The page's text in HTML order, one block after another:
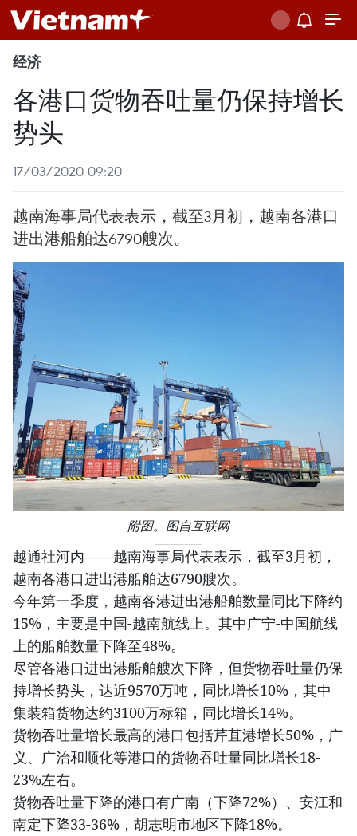
经济
各港口货物吞吐量仍保持增长
势头
17/03/2020 09:20
越南海事局代表表示，截至3月初，越南各港口
进出港船舶达6790艘次。
附图。图自互联网
越通社河内——越南海事局代表表示，截至3月初，
越南各港口进出港船舶达6790艘次。
今年第一季度，越南各港进出港船舶数量同比下降约
15%，主要是中国-越南航线上。其中广宁-中国航线
上的船舶数量下降至48%。
尽管各港口进出港船舶艘次下降，但货物吞吐量仍保
持增长势头，达近9570万吨，同比增长10%，其中
集装箱货物达约3100万标箱，同比增长14%。
货物吞吐量增长最高的港口包括芹苴港增长50%，广
义、广治和顺化等港口的货物吞吐量同比增长18-
23%左右。
货物吞吐量下降的港口有广南（下降72%）、安江和
南定下降33-36%，胡志明市地区下降18%。